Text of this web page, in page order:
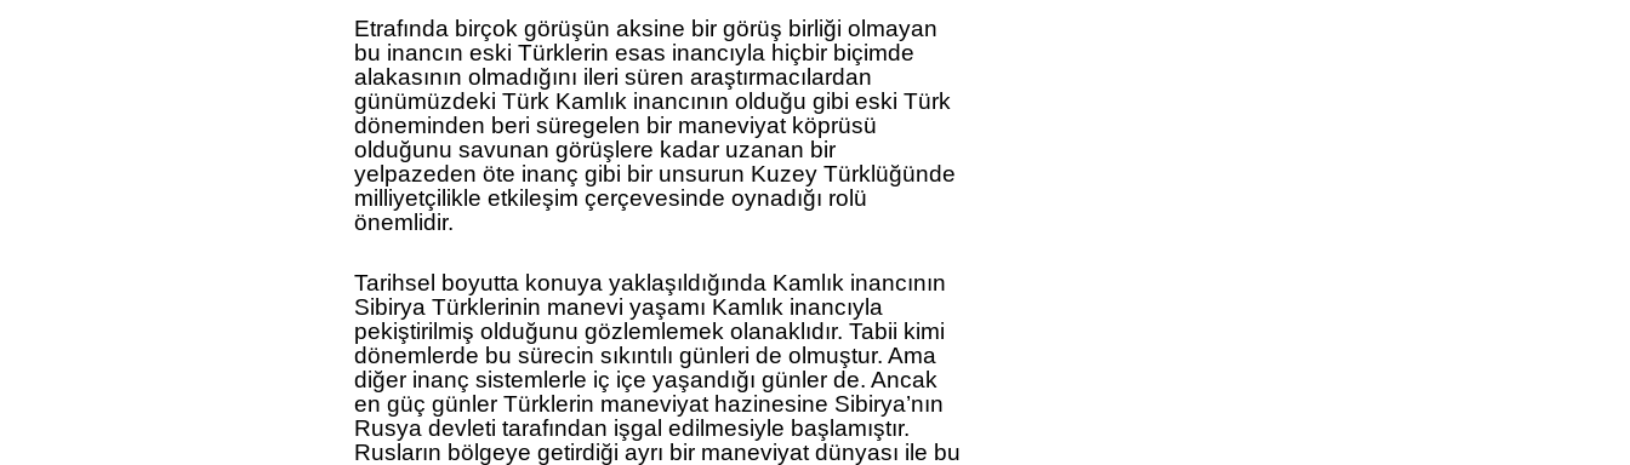
Etrafında birçok görüşün aksine bir görüş birliği olmayan
bu inancın eski Türklerin esas inancıyla hiçbir biçimde
alakasının olmadığını ileri süren araştırmacılardan
günümüzdeki Türk Kamlık inancının olduğu gibi eski Türk
döneminden beri süregelen bir maneviyat köprüsü
olduğunu savunan görüşlere kadar uzanan bir
yelpazeden öte inanç gibi bir unsurun Kuzey Türklüğünde
milliyetçilikle etkileşim çerçevesinde oynadığı rolü
önemlidir.
Tarihsel boyutta konuya yaklaşıldığında Kamlık inancının
Sibirya Türklerinin manevi yaşamı Kamlık inancıyla
pekiştirilmiş olduğunu gözlemlemek olanaklıdır. Tabii kimi
dönemlerde bu sürecin sıkıntılı günleri de olmuştur. Ama
diğer inanç sistemlerle iç içe yaşandığı günler de. Ancak
en güç günler Türklerin maneviyat hazinesine Sibirya’nın
Rusya devleti tarafından işgal edilmesiyle başlamıştır.
Rusların bölgeye getirdiği ayrı bir maneviyat dünyası ile bu